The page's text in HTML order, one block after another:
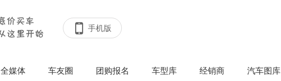
手机版
全媒体 车友圈 团购报名 车型库 经销商 汽车图库